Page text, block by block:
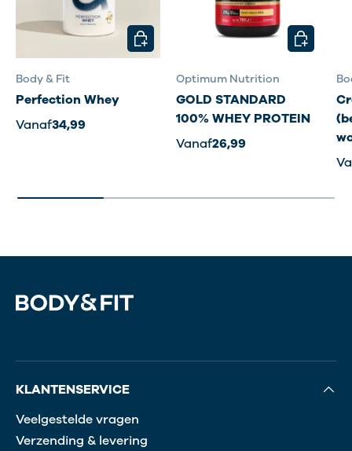
Body & Fit
Perfection Whey
Vanaf34,99
KIES MOGELIJKHEDEN
Optimum Nutrition
GOLD STANDARD
100% WHEY PROTEIN
Vanaf26,99
KIES
KLANTENSERVICE
Veelgestelde vragen
Verzending & levering